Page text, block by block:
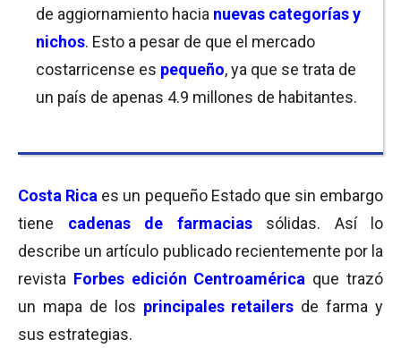
de aggiornamiento hacia nuevas categorías y
nichos. Esto a pesar de que el mercado
costarricense es pequeño, ya que se trata de
un país de apenas 4.9 millones de habitantes.
Costa Rica es un pequeño Estado que sin embargo
tiene cadenas de farmacias sólidas. Así lo
describe un artículo publicado recientemente por la
revista Forbes edición Centroamérica que trazó
un mapa de los principales retailers de farma y
sus estrategias.